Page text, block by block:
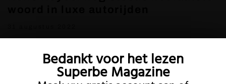
Bedankt voor het lezen
Superbe Magazine